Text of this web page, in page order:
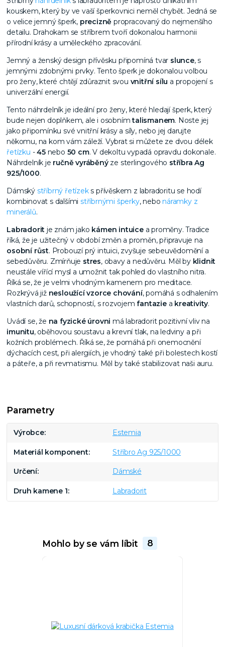
kouskem, který by ve vaší šperkovnici neměl chybět. Jedná se
o velice jemný šperk, precizně propracovaný do nejmenšího
detailu. Drahokam se stříbremtvoří dokonalou harmonii
přírodní krásy a uměleckého zpracování.
Jemný a ženský design přívěsku připomíná tvar slunce, s
jemnými zdobnými prvky. Tento šperk je dokonalou volbou
pro ženy, které chtějí zdůraznit svou vnitřní sílu a propojení s
univerzální energií.
Tento náhrdelník je ideální pro ženy, které hledají šperk, který
bude nejen doplňkem, ale i osobnímtalismanem. Noste jej
jako připomínku své vnitřní krásy a síly, nebo jej darujte
někomu, na kom vám záleží. Vybrat si můžete ze dvou délek
řetízku -45 nebo 50 cm. V dekoltu vypadá opravdu dokonale.
Náhrdelník je ručně vyráběnýze sterlingového stříbra Ag
925/1000.
Dámský stříbrný řetízeks přívěskem z labradoritu se hodí
kombinovat s dalšími stříbrnými šperky, nebo náramky z
minerálů.
Labradorit je znám jako kámen intuicea proměny. Tradice
říká, že je užitečný v období změn a proměn, připravuje na
osobní růst. Probouzí prý intuici, zvyšuje sebeuvědomění a
sebedůvěru. Zmírňuje stres, obavy a nedůvěru. Měl by klidnit
neustále vířící mysl a umožnit tak pohled do vlastního nitra.
Říká se, že je velmi vhodným kamenem pro meditace.
Rozkrývá již nesloužící vzorce chování, pomáhá s odhalením
vlastních darů, schopností, s rozvojem fantaziea kreativity.
Uvádí se, že na fyzické úrovni má labradorit pozitivní vliv na
imunitu, oběhovou soustavu a krevní tlak, na ledviny a při
kožních problémech. Říká se, že pomáhá při onemocnění
dýchacích cest, při alergiích, je vhodný také při bolestech kostí
a páteře, a při revmatismu. Měl by také stabilizovat naši auru.
Parametry
Výrobce Estemia
Materiál komponent Stříbro Ag 925/1000
Určení Dámské
Druh kamene 1 Labradorit
Mohlo by se vám líbit 8